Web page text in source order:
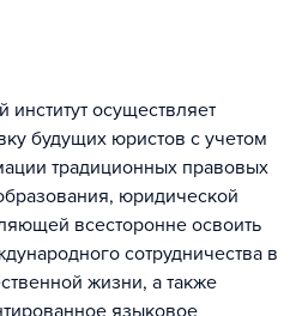
осуществляет
будущих юристов с учетом
традиционных правовых
юридической
всесторонне освоить
сотрудничества в
жизни, а также
языковое